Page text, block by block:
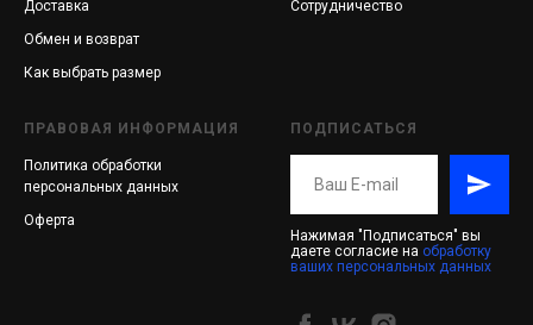
Доставка
Обмен и возврат
Как выбрать размер
Сотрудничество
ПРАВОВАЯ ИНФОРМАЦИЯ
Политика обработки
персональных данных
Оферта
ПОДПИСАТЬСЯ
Нажимая "Подписаться" вы
даете согласие на обработку
ваших персональных данных